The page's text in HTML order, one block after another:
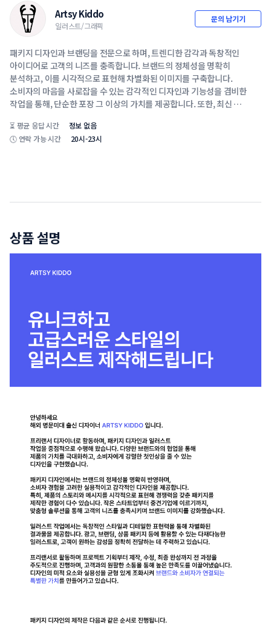
Artsy Kiddo
일러스트/그래픽
문의 남기기
패키지 디자인과 브랜딩을 전문으로 하며, 트렌디한 감각과 독창적인
아이디어로 고객의 니즈를 충족합니다. 브랜드의 정체성을 명확히
분석하고, 이를 시각적으로 표현해 차별화된 이미지를 구축합니다.
소비자의 마음을 사로잡을 수 있는 감각적인 디자인과 기능성을 겸비한
작업을 통해, 단순한 포장 그 이상의 가치를 제공합니다. 또한, 최신
있도록 돕습니다. 고객과의 긴밀한 소통을 통해 완벽한 결과물을 제공하며,
브랜드의 스토리를 담은 디자인으로 지속 가능한 성공을 지원합니다.
⏳ 평균 응답 시간
정보 없음
🕔 연락 가능 시간 20시-23시
상품 설명